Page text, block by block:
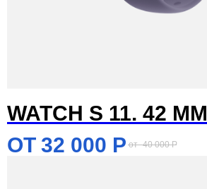
WATCH S 11. 42 MM
32 000 Р 40 000 Р